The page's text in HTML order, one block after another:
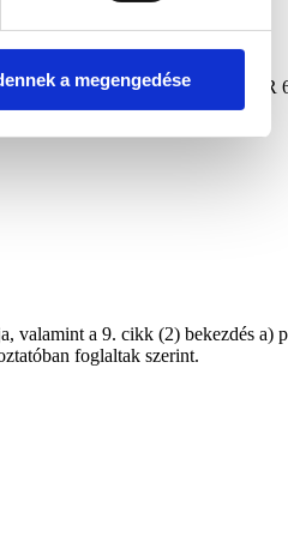
a megengedése
Párttv. 4 §-ra figyelemmel a GDPR
valamint a 9. cikk (2) bekezdés a)
foglaltak szerint.